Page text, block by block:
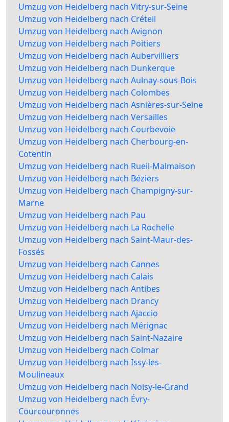
Umzug von Heidelberg nach Vitry-sur-Seine
Umzug von Heidelberg nach Créteil
Umzug von Heidelberg nach Avignon
Umzug von Heidelberg nach Poitiers
Umzug von Heidelberg nach Aubervilliers
Umzug von Heidelberg nach Dunkerque
Umzug von Heidelberg nach Aulnay-sous-Bois
Umzug von Heidelberg nach Colombes
Umzug von Heidelberg nach Asnières-sur-Seine
Umzug von Heidelberg nach Versailles
Umzug von Heidelberg nach Courbevoie
Umzug von Heidelberg nach Cherbourg-en-
Cotentin
Umzug von Heidelberg nach Rueil-Malmaison
Umzug von Heidelberg nach Béziers
Umzug von Heidelberg nach Champigny-sur-
Marne
Umzug von Heidelberg nach Pau
Umzug von Heidelberg nach La Rochelle
Umzug von Heidelberg nach Saint-Maur-des-
Fossés
Umzug von Heidelberg nach Cannes
Umzug von Heidelberg nach Calais
Umzug von Heidelberg nach Antibes
Umzug von Heidelberg nach Drancy
Umzug von Heidelberg nach Ajaccio
Umzug von Heidelberg nach Mérignac
Umzug von Heidelberg nach Saint-Nazaire
Umzug von Heidelberg nach Colmar
Umzug von Heidelberg nach Issy-les-
Moulineaux
Umzug von Heidelberg nach Noisy-le-Grand
Umzug von Heidelberg nach Évry-
Courcouronnes